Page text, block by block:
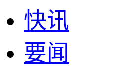
快讯
要闻